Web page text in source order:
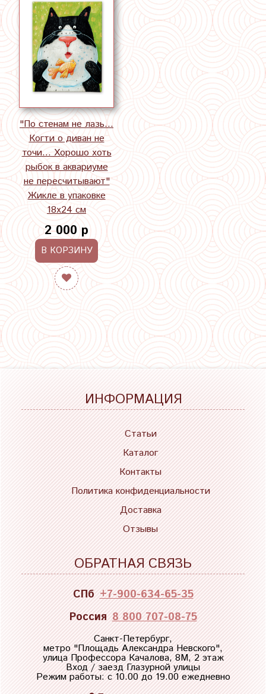
"По стенам не лазь...
Когти о диван не
точи... Хорошо хоть
рыбок в аквариуме
не пересчитывают"
Жикле в упаковке
18х24 см
2 000 р
В КОРЗИНУ
ИНФОРМАЦИЯ
Статьи
Каталог
Контакты
Политика конфиденциальности
Доставка
Отзывы
ОБРАТНАЯ СВЯЗЬ
СПб +7-900-634-65-35
Россия 8 800 707-08-75
Санкт-Петербург,
метро "Площадь Александра Невского",
улица Профессора Качалова, 8М, 2 этаж
Вход / заезд Глазурной улицы
Режим работы: с 10.00 до 19.00 ежедневно